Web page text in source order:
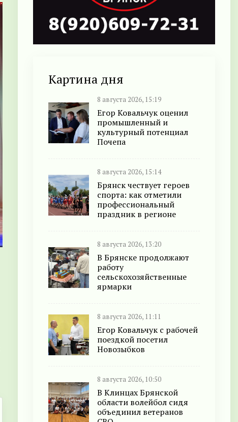
Картина дня
8 августа 2026, 15:19
Егор Ковальчук оценил
промышленный и
культурный потенциал
Почепа
8 августа 2026, 15:14
Брянск чествует героев
спорта: как отметили
профессиональный
праздник в регионе
8 августа 2026, 13:20
В Брянске продолжают
работу
сельскохозяйственные
ярмарки
8 августа 2026, 11:11
Егор Ковальчук с рабочей
поездкой посетил
Новозыбков
8 августа 2026, 10:50
В Клинцах Брянской
области волейбол сидя
объединил ветеранов